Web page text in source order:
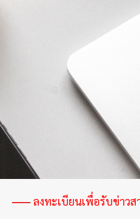
ลงทะเบียนเพื่อรับข่าวส